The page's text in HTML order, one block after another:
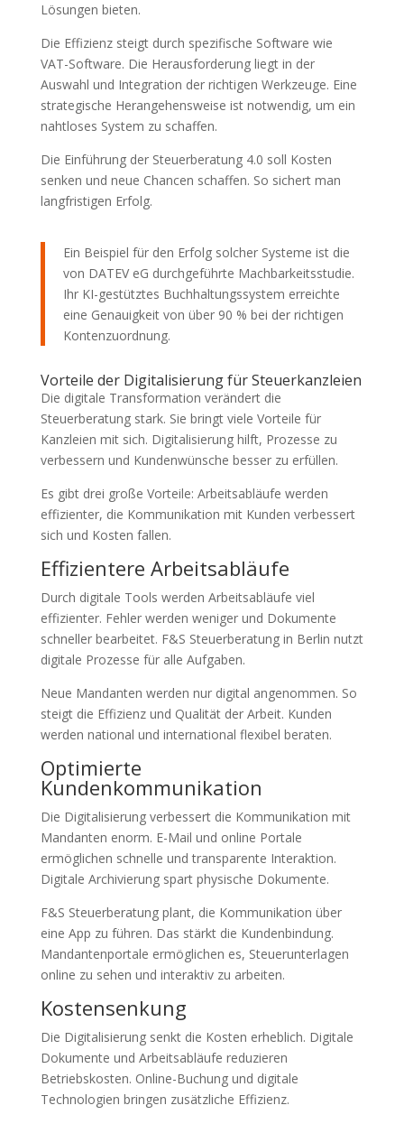
Lösungen bieten.
Die Effizienz steigt durch spezifische Software wie
VAT-Software. Die Herausforderung liegt in der
Auswahl und Integration der richtigen Werkzeuge. Eine
strategische Herangehensweise ist notwendig, um ein
nahtloses System zu schaffen.
Die Einführung der Steuerberatung 4.0 soll Kosten
senken und neue Chancen schaffen. So sichert man
langfristigen Erfolg.
Ein Beispiel für den Erfolg solcher Systeme ist die
von DATEV eG durchgeführte Machbarkeitsstudie.
Ihr KI-gestütztes Buchhaltungssystem erreichte
eine Genauigkeit von über 90 % bei der richtigen
Kontenzuordnung.
Vorteile der Digitalisierung für Steuerkanzleien
Die digitale Transformation verändert die
Steuerberatung stark. Sie bringt viele Vorteile für
Kanzleien mit sich. Digitalisierung hilft, Prozesse zu
verbessern und Kundenwünsche besser zu erfüllen.
Es gibt drei große Vorteile: Arbeitsabläufe werden
effizienter, die Kommunikation mit Kunden verbessert
sich und Kosten fallen.
Effizientere Arbeitsabläufe
Durch digitale Tools werden Arbeitsabläufe viel
effizienter. Fehler werden weniger und Dokumente
schneller bearbeitet. F&S Steuerberatung in Berlin nutzt
digitale Prozesse für alle Aufgaben.
Neue Mandanten werden nur digital angenommen. So
steigt die Effizienz und Qualität der Arbeit. Kunden
werden national und international flexibel beraten.
Optimierte
Kundenkommunikation
Die Digitalisierung verbessert die Kommunikation mit
Mandanten enorm. E-Mail und online Portale
ermöglichen schnelle und transparente Interaktion.
Digitale Archivierung spart physische Dokumente.
F&S Steuerberatung plant, die Kommunikation über
eine App zu führen. Das stärkt die Kundenbindung.
Mandantenportale ermöglichen es, Steuerunterlagen
online zu sehen und interaktiv zu arbeiten.
Kostensenkung
Die Digitalisierung senkt die Kosten erheblich. Digitale
Dokumente und Arbeitsabläufe reduzieren
Betriebskosten. Online-Buchung und digitale
Technologien bringen zusätzliche Effizienz.